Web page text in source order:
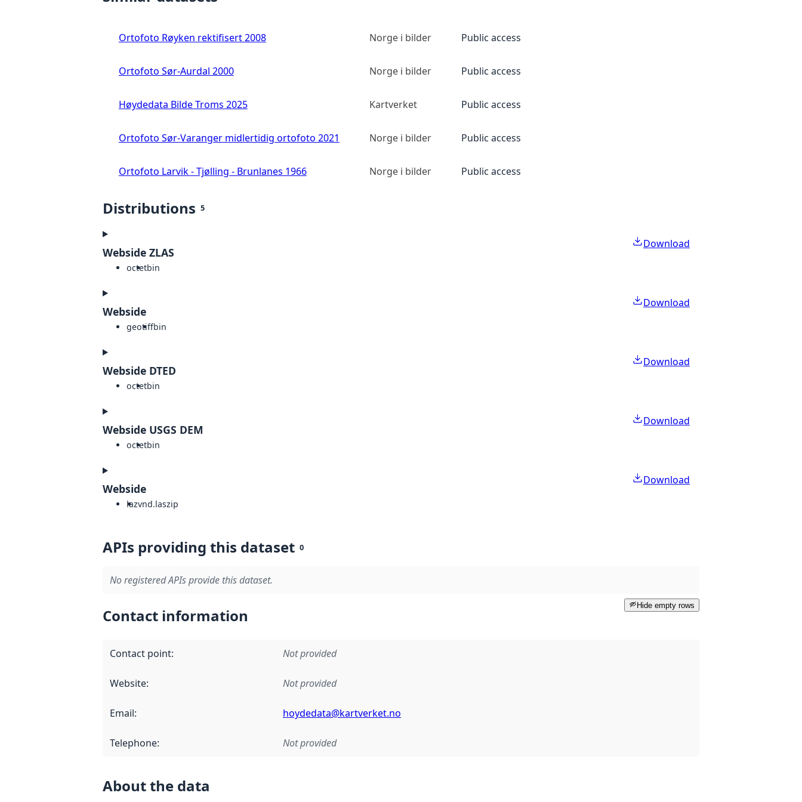
Ortofoto Røyken rektifisert 2008 Norge i bilder Public access
Ortofoto Sør-Aurdal 2000 Norge i bilder Public access
Høydedata Bilde Troms 2025 Kartverket Public access
Ortofoto Sør-Varanger midlertidig ortofoto 2021 Norge i bilder Public access
Ortofoto Larvik - Tjølling - Brunlanes 1966 Norge i bilder Public access
Distributions 5
Webside ZLAS
octetbin
Download
Webside
geotiffbin
Download
Webside DTED
octetbin
Download
Webside USGS DEM
octetbin
Download
Webside
lazvnd.laszip
Download
APIs providing this dataset 0
No registered APIs provide this dataset.
Hide empty rows
Contact information
Contact point: Not provided
Website: Not provided
Email: hoydedata@kartverket.no
Telephone: Not provided
About the data